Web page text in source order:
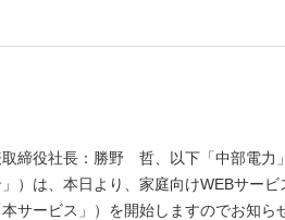
締役社長：勝野 哲、以下「中部電力
）は、本日より、家庭向けWEBサー
サービス」）を開始しますのでお知ら